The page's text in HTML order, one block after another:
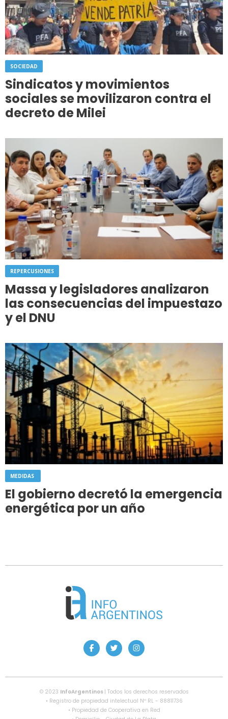
SOCIEDAD
Sindicatos y movimientos
sociales se movilizaron contra el
decreto de Milei
REPERCUSIONES
Massa y legisladores analizaron
las consecuencias del impuestazo
y el DNU
MEDIDAS
El gobierno decretó la emergencia
energética por un año
© 2023 InfoArgentinos | Todos los derechos reservados
• Registro de propiedad intelectual Nº RL - 88811736
• Propiedad de Cooperativa en Red